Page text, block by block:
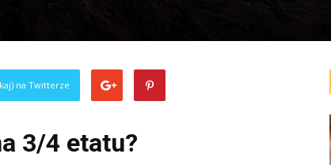
na Twitterze
3/4 etatu?